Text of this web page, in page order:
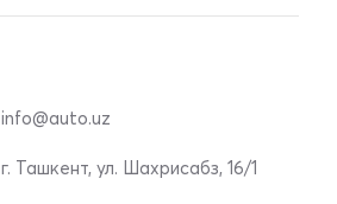
info@auto.uz
г. Ташкент, ул. Шахрисабз, 16/1